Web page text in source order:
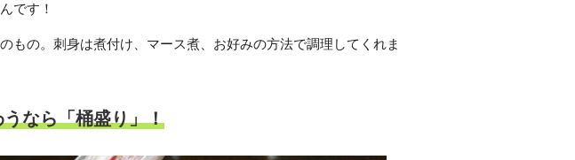
です！
もの。刺身は煮付け、マース煮、お好みの方法で調理してくれま
なら「桶盛り」！